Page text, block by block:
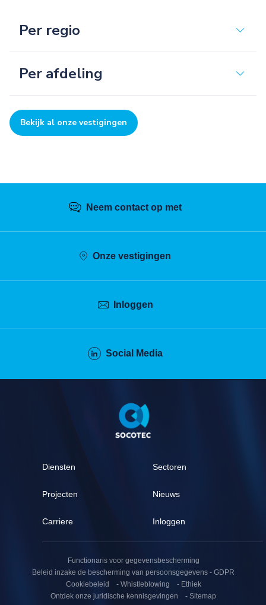
Per regio
Per afdeling
Bekijk al onze vestigingen
Neem contact op met
Onze vestigingen
Inloggen
Social Media
Diensten Sectoren
Projecten Nieuws
Carriere Inloggen
Functionaris voor gegevensbescherming
Beleid inzake de bescherming van persoonsgegevens - GDPR
Cookiebeleid
Whistleblowing
Ethiek
Ontdek onze juridische kennisgevingen
Sitemap